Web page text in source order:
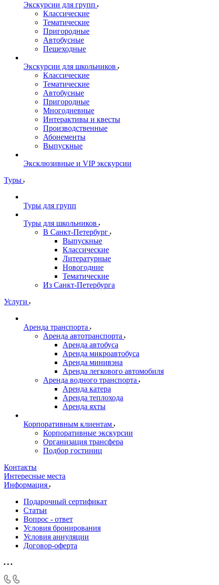
Экскурсии для групп
Классические
Тематические
Пригородные
Автобусные
Пешеходные
Экскурсии для школьников
Классические
Тематические
Автобусные
Пригородные
Многодневные
Интерактивы и квесты
Производственные
Абонементы
Выпускные
Эксклюзивные и VIP экскурсии
Туры
Туры для групп
Туры для школьников
В Санкт-Петербург
Выпускные
Классические
Литературные
Новогодние
Тематические
Из Санкт-Петербурга
Услуги
Аренда транспорта
Аренда автотранспорта
Аренда автобуса
Аренда микроавтобуса
Аренда минивэна
Аренда легкового автомобиля
Аренда водного транспорта
Аренда катера
Аренда теплохода
Аренда яхты
Корпоративным клиентам
Корпоративные экскурсии
Организация трансфера
Подбор гостиниц
Контакты
Интересные места
Информация
Подарочный сертификат
Статьи
Вопрос - ответ
Условия бронирования
Условия аннуляции
Договор-оферта